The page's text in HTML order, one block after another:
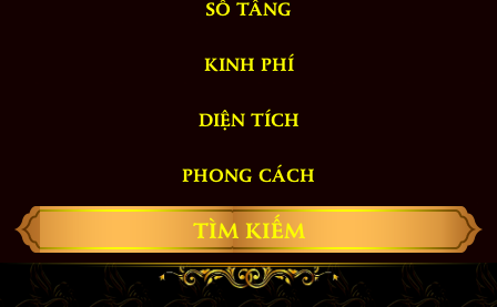
SỐ TẦNG
KINH PHÍ
DIỆN TÍCH
PHONG CÁCH
TÌM KIẾM